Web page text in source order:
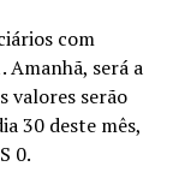
com
Amanhã, será a
valores serão
30 deste mês,
0.